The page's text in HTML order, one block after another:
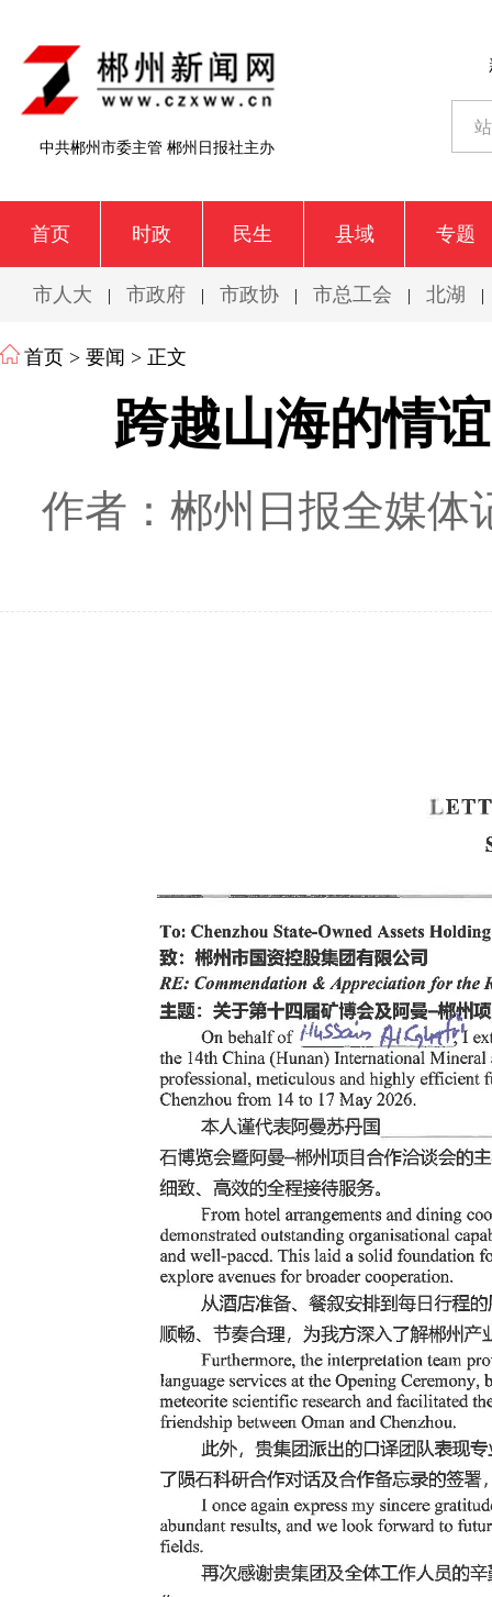
中共郴州市委主管 郴州日报社主办
首页 时政 民生 县域 专题
市人大 | 市政府 | 市政协 | 市总工会 | 北湖 |
首页 > 要闻 > 正文
跨越山海的情
作者：郴州日报全媒体